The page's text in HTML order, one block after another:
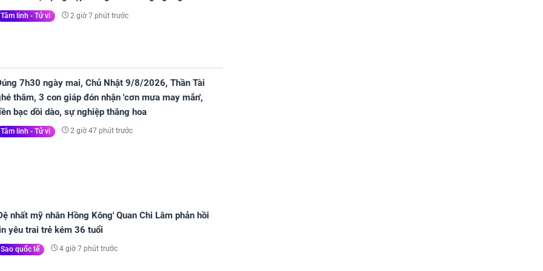
Tâm linh - Tử vi 2 giờ 7 phút trước
7h30 ngày mai, Chủ Nhật 9/8/2026, Thần Tài
thăm, 3 con giáp đón nhận 'cơn mưa may mắn',
bạc dồi dào, sự nghiệp thăng hoa
Tâm linh - Tử vi 2 giờ 47 phút trước
nhất mỹ nhân Hồng Kông' Quan Chi Lâm phản hồi
yêu trai trẻ kém 36 tuổi
Sao quốc tế 4 giờ 7 phút trước